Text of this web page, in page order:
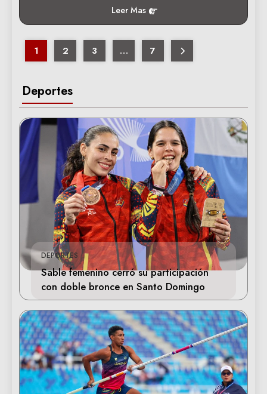
Deportes
DEPORTES
Sable femenino cerró su participación
con doble bronce en Santo Domingo
Leer Mas
1 2 3 … 7